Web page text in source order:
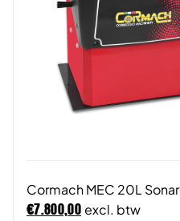
Cormach MEC 20L Sonar
€7.800,00 excl. btw